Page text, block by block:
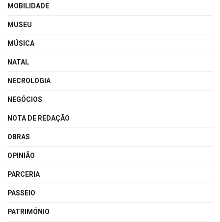
MOBILIDADE
MUSEU
MÚSICA
NATAL
NECROLOGIA
NEGÓCIOS
NOTA DE REDAÇÃO
OBRAS
OPINIÃO
PARCERIA
PASSEIO
PATRIMÓNIO